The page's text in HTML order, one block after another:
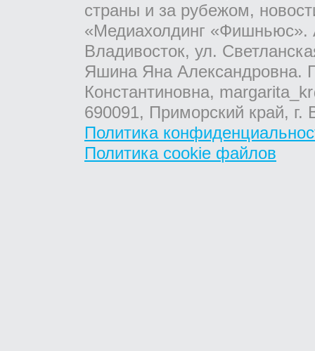
страны и за рубежом,
«Медиахолдинг «Фишньюс».
Владивосток, ул.
Яшина Яна Александровна.
Константиновна,
690091, Приморский край,
Политика
Политика cookie файлов